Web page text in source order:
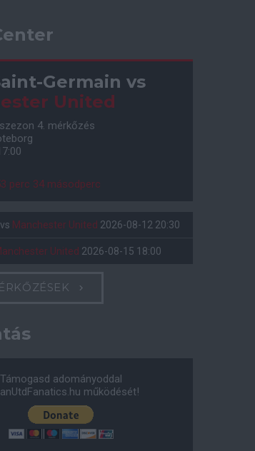
Germain vs
United
4. mérkőzés
perc 33 másodperc
vs Manchester United 2026-08-12 20:30
United 2026-08-15 18:00
Támogasd adományoddal
működését!